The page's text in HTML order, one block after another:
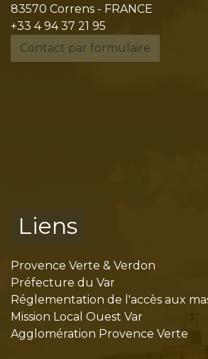
83570 Correns - FRANCE
+33 4 94 37 21 95
Contact par formulaire
Liens
Provence Verte & Verdon
Préfecture du Var
Réglementation de l'accès aux
Mission Local Ouest Var
Agglomération Provence Verte